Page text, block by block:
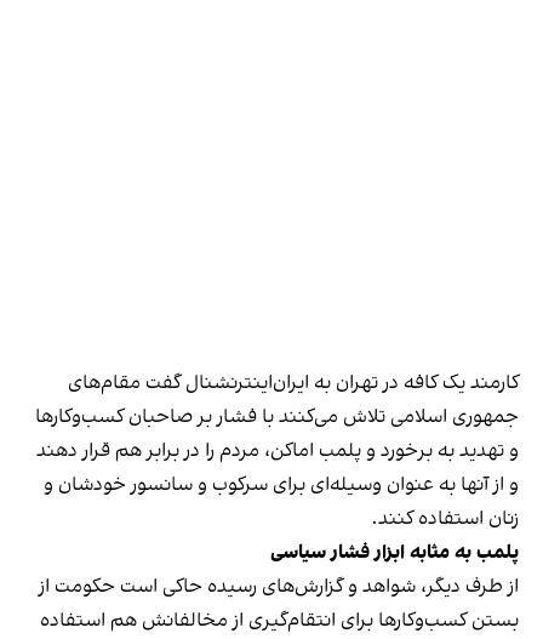
کارمند یک کافه در تهران به ایران‌اینترنشنال گفت مقام‌های
جمهوری اسلامی تلاش می‌کنند با فشار بر صاحبان کسب‌وکارها
و تهدید به برخورد و پلمب اماکن، مردم را در برابر هم قرار دهند
و از آنها به عنوان وسیله‌ای برای سرکوب و سانسور خودشان و
زنان استفاده کنند.
پلمب به مثابه ابزار فشار سیاسی
از طرف دیگر، شواهد و گزارش‌های رسیده حاکی است حکومت از
بستن کسب‌وکارها برای انتقام‌گیری از مخالفانش هم استفاده